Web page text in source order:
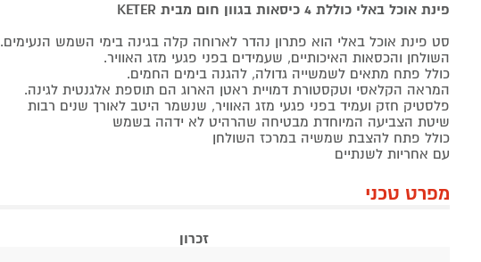
פינת אוכל באלי כוללת 4 כיסאות בגוון חום מבית KETER
סט פינת אוכל באלי הוא פתרון נהדר לארוחה קלה בגינה בימי השמש הנעימים.
השולחן והכסאות האיכותיים, שעמידים בפני פגעי מזג האוויר.
כולל פתח מתאים לשמשייה גדולה, להגנה בימים החמים.
המראה הקלאסי וטקסטורת דמויית ראטן הארוג הם תוספת אלגנטית לגינה.
פלסטיק חזק ועמיד בפני פגעי מזג האוויר, שנשמר היטב לאורך שנים רבות
שיטת הצביעה המיוחדת מבטיחה שהרהיט לא ידהה בשמש
כולל פתח להצבת שמשיה במרכז השולחן
עם אחריות לשנתיים
מפרט טכני
זכרון